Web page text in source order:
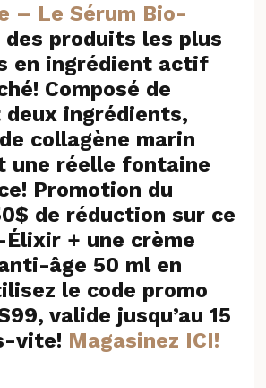
– Le Sérum Bio-
des produits les plus
en ingrédient actif
Composé de
deux ingrédients,
collagène marin
une réelle fontaine
Promotion du
de réduction sur ce
+ une crème
âge 50 ml en
le code promo
valide jusqu’au 15
vite! Magasinez ICI!